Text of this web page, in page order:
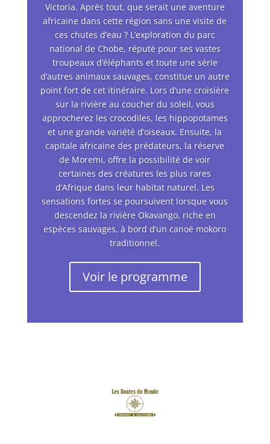
Victoria. Après tout, que serait une aventure
africaine dans cette région sans une visite de
ces chutes d’eau ? L’exploration du parc
national de Chobe, réputé pour ses vastes
troupeaux d’éléphants et toute une série
d’autres animaux sauvages, constitue un autre
point fort de cet itinéraire. Lors d’une croisière
sur la rivière au coucher du soleil, vous
approcherez les crocodiles, les hippopotames
et une grande variété d’oiseaux. Ensuite, la
capitale africaine des prédateurs, la réserve
de Moremi, offre la possibilité de voir
certaines des créatures les plus rares
d’Afrique dans leur habitat naturel. Les
sensations fortes se poursuivent lorsque vous
descendez la rivière Okavango, riche en
espèces sauvages, à bord d’un canoë mokoro
traditionnel.
Voir le programme